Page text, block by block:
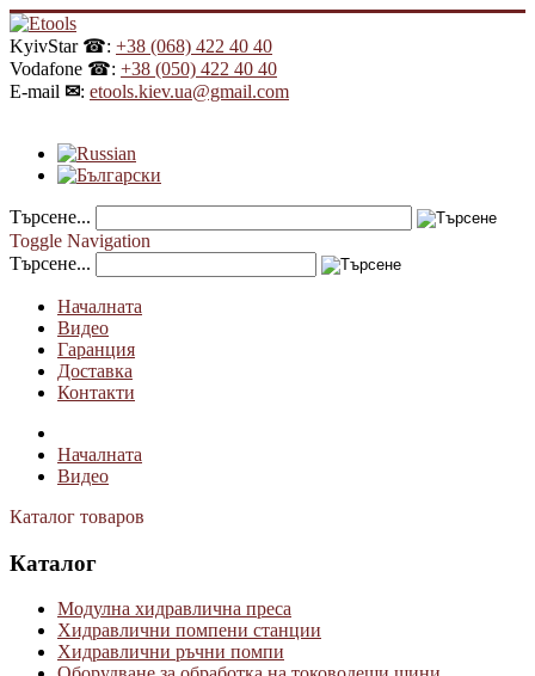
KyivStar ☎: +38 (068) 422 40 40
Vodafone ☎: +38 (050) 422 40 40
E-mail ✉: etools.kiev.ua@gmail.com
Търсене...
Toggle Navigation
Търсене...
Началната
Видео
Гаранция
Доставка
Контакти
Началната
Видео
Каталог товаров
Каталог
Модулна хидравлична преса
Хидравлични помпени станции
Хидравлични ръчни помпи